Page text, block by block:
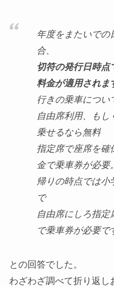
年度をまたいでの
合、
切符の発行日時点
料金が適用されま
行きの乗車につい
自由席利用、もし
乗せるなら無料
指定席で座席を確
金で乗車券が必要。
帰りの時点では小
で
自由席にしろ指定
で乗車券が必要で
との回答でした。
わざわざ調べて折り返し